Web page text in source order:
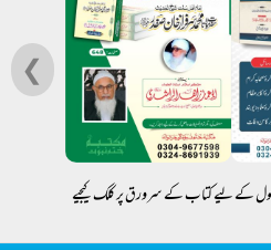
❮
کے لیے کتاب کے سرورق پر کلک کیجیے